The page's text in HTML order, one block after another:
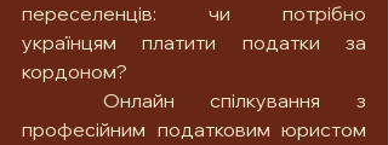
переселенців: чи потрібно
українцям платити податки за
кордоном?
професійним податковим юристом